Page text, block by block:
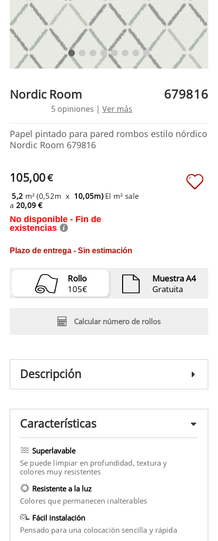
Nordic Room 679816
5 opiniones | Ver más
Papel pintado para pared rombos estilo nórdico
Nordic Room 679816
105,00€
5,2 m² (0,52m x 10,05m) El m² sale
a 20,09 €
No disponible - Fin de
existencias
Plazo de entrega - Sin estimación
Rollo
105€
Muestra A4
Gratuita
Calcular número de rollos
Descripción
Características
Superlavable
Se puede limpiar en profundidad, textura y
colores muy resistentes
Resistente a la luz
Colores que permanecen inalterables
Fácil instalación
Pensado para una colocación sencilla y rápida